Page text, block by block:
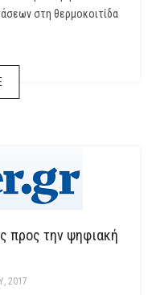
στη θερμοκοιτίδα
προς την ψηφιακή
2017